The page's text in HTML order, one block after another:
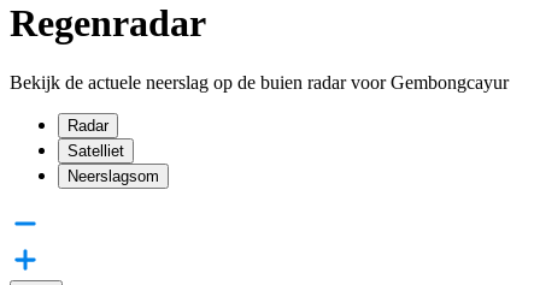
Regenradar
Bekijk de actuele neerslag op de buien radar voor Gembongcayur
Radar
Satelliet
Neerslagsom